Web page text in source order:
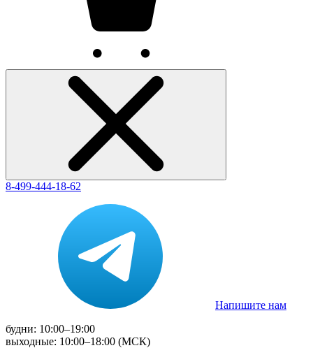
8-499-444-18-62
Напишите нам
будни: 10:00–19:00
выходные: 10:00–18:00 (МСК)